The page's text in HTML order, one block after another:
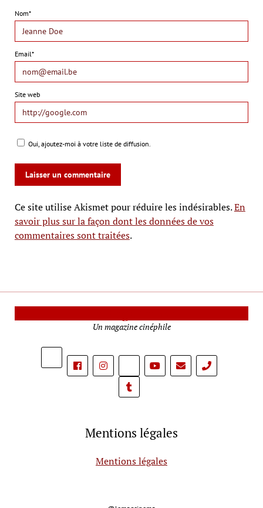
Nom*
Email*
Site web
Oui, ajoutez-moi à votre liste de diffusion.
Ce site utilise Akismet pour réduire les indésirables.En
savoir plus sur la façon dont les données de vos
commentaires sont traitées.
Un magazine cinéphile
phone
Mentions légales
Mentions légales